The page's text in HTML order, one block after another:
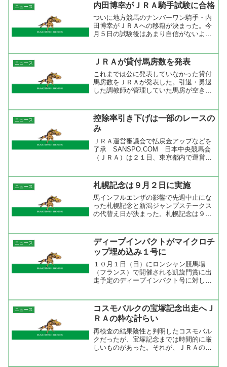
ニュース 内田博幸がＪＲＡ騎手試験に合格
ついに地方競馬のナンバーワン騎手・内
田博幸がＪＲＡへの移籍が決まった。今
月５日の試験後はあまり自信がないよう
いが、普通に考えれば美浦所属でフリー
での出発となるでしょうね...
ニュース ＪＲＡが貸付馬房数を発表
これまでは公に発表していなかった貸付
馬房数をＪＲＡが発表した。引退・勇退
した調教師が管理していた馬房が空き、
めた調教師には馬房が増え、成績がふる
わなかった調教師は馬房が...
ニュース
控除率引き下げは一部のレースの
み
ＪＲＡ運営審議会で払戻金アップなどを
了承 SANSPO.COM 日本中央競馬会
（ＪＲＡ）は２１日、東京都内で運営審
馬券で払戻金の率を増加させることなど
が了承された。 ど...
ニュース 札幌記念は９月２日に実施
馬インフルエンザの影響で先週中止にな
った札幌記念と新潟ジャンプステークス
の代替え日が決まった。札幌記念は９月
目）。重賞以外で中止になったレースの
代替え実施日は決まっていな...
ニュース
ディープインパクトがマイクロチ
ップ埋め込み１号に
１０月１日（日）にロンシャン競馬場
（フランス）で開催される凱旋門賞に出
走予定のディープインパクト号に対し
す。 フランスでは、本年からすべての
出走馬にマイクロチップの埋め込...
ニュース
コスモバルクの宝塚記念出走へＪ
ＲＡの粋な計らい
再検査の結果陰性と判明したコスモバル
クだったが、宝塚記念までは時間的に厳
しいものがあった。それが、ＪＲＡの粋